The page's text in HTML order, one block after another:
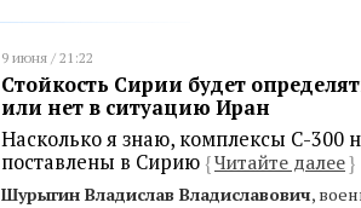
9 июня / 21:22
Стойкость Сирии будет
или нет в ситуацию Иран
Насколько я знаю, комплексы С-300
поставлены в Сирию {Читайте далее}
Шурыгин Владислав Владиславович,